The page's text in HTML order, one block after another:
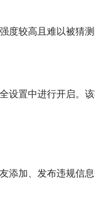
较高且难以被猜
设置中进行开启。
添加、发布违规信